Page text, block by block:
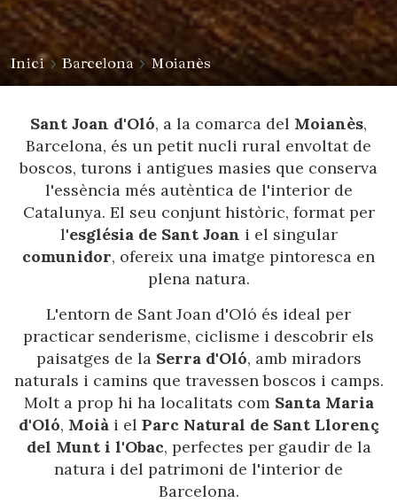
Inici Barcelona Moianès
Sant Joan d'Oló, a la comarca del Moianès,
Barcelona, és un petit nucli rural envoltat de
boscos, turons i antigues masies que conserva
l'essència més autèntica de l'interior de
Catalunya. El seu conjunt històric, format per
l'església de Sant Joan i el singular
comunidor, ofereix una imatge pintoresca en
plena natura.
L'entorn de Sant Joan d'Oló és ideal per
practicar senderisme, ciclisme i descobrir els
paisatges de la Serra d'Oló, amb miradors
naturals i camins que travessen boscos i camps.
Molt a prop hi ha localitats com Santa Maria
d'Oló, Moiài el Parc Natural de Sant Llorenç
del Munt i l'Obac, perfectes per gaudir de la
natura i del patrimoni de l'interior de
Barcelona.